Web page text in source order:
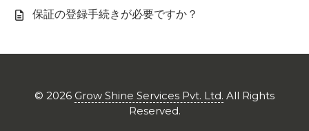
保証の登録手続きが必要ですか？
© 2026 Grow Shine Services Pvt. Ltd. All Rights
Reserved.